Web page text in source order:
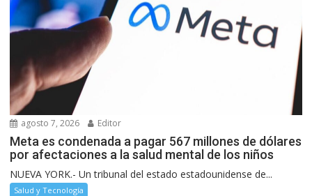
agosto 7, 2026 Editor
Meta es condenada a pagar 567 millones de dólares
por afectaciones a la salud mental de los niños
NUEVA YORK.- Un tribunal del estado estadounidense de...
Salud y Tecnología